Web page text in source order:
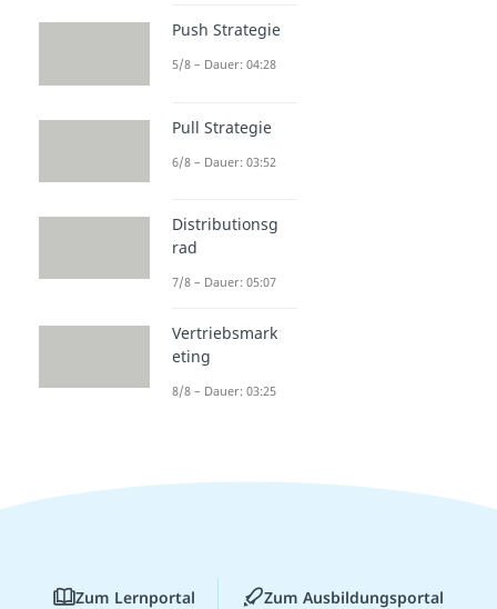
Push Strategie
5/8 – Dauer: 04:28
Pull Strategie
6/8 – Dauer: 03:52
Distributionsg
rad
7/8 – Dauer: 05:07
Vertriebsmark
eting
8/8 – Dauer: 03:25
Zum Lernportal Zum Ausbildungsportal